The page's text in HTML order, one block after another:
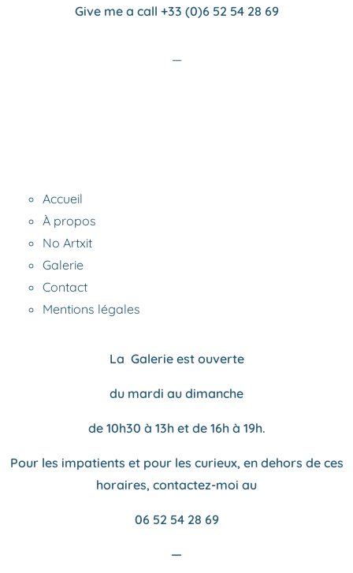
Give me a call +33 (0)6 52 54 28 69
—
Accueil
À propos
No Artxit
Galerie
Contact
Mentions légales
La Galerie est ouverte
du mardi au dimanche
de 10h30 à 13h et de 16h à 19h.
Pour les impatients et pour les curieux, en dehors de ces
horaires, contactez-moi au
06 52 54 28 69
—